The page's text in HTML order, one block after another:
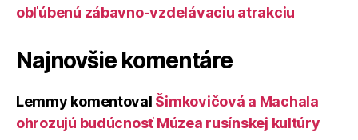
obľúbenú zábavno-vzdelávaciu atrakciu
Najnovšie komentáre
Lemmy komentoval Šimkovičová a Machala
ohrozujú budúcnosť Múzea rusínskej kultúry